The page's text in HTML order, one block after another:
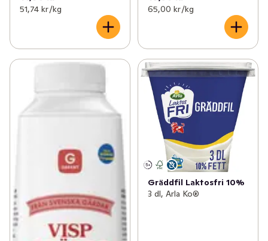
51,74 kr /kg 65,00 kr /kg
Gräddfil Laktosfri 10%
3 dl, Arla Ko®